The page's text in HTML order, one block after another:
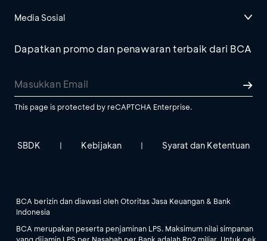
Media Sosial
Dapatkan promo dan penawaran terbaik dari BCA
This page is protected by reCAPTCHA Enterprise.
SBDK | Kebijakan | Syarat dan Ketentuan
BCA berizin dan diawasi oleh Otoritas Jasa Keuangan & Bank
Indonesia
BCA merupakan peserta penjaminan LPS. Maksimum nilai simpanan